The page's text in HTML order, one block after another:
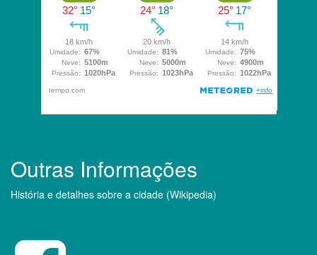
Outras Informações
História e detalhes sobre a cidade (Wikipedia)